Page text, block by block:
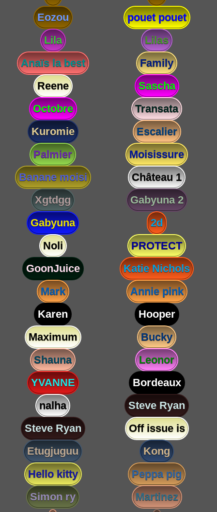
Eozou
pouet pouet
Lila
Lilas
Anaïs la best
Family
Reene
Sascha
Octobre
Transata
Kuromie
Escalier
Palmier
Moisissure
Banane moisi
Château 1
Xgtdgg
Gabyuna 2
Gabyuna
2d
Noli
PROTECT
GoonJuice
Katie Nichols
Mark
Annie pink
Karen
Hooper
Maximum
Bucky
Shauna
Leonor
YVANNE
Bordeaux
nalha
Steve Ryan
Steve Ryan
Off issue is
Etugjuguu
Kong
Hello kitty
Peppa pig
Simon ry
Martinez